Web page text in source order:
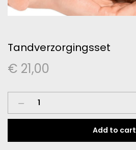
Tandverzorgingsset
€ 21,00
Tandverzorgingsset
Add to cart